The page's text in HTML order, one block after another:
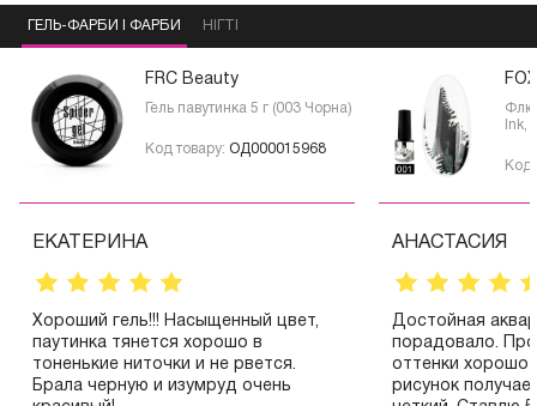
ГЕЛЬ-ФАРБИ І ФАРБИ НІГТІ
FRC Beauty
Гель павутинка 5 г (003 Чорна)
Код товару: ОД000015968
ЕКАТЕРИНА
Хороший гель!!! Насыщенный цвет,
паутинка тянется хорошо в
тоненькие ниточки и не рвется.
Брала черную и изумруд очень
FOX
Ink,
Код
АНАСТАСИЯ
Достойная
порадовало.
оттенки хорошо
рисунок